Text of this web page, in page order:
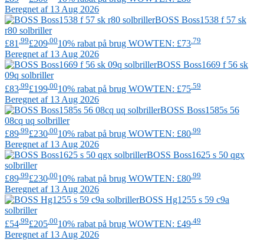
Beregnet af 13 Aug 2026
BOSS Boss1538 f 57 sk
r80 solbriller
£81 .99£209 .0010% rabat på brug WOWTEN: £73 .79
Beregnet af 13 Aug 2026
BOSS Boss1669 f 56 sk
09q solbriller
£83 .99£199 .0010% rabat på brug WOWTEN: £75 .59
Beregnet af 13 Aug 2026
BOSS Boss1585s 56
08cq uq solbriller
£89 .99£230 .0010% rabat på brug WOWTEN: £80 .99
Beregnet af 13 Aug 2026
BOSS Boss1625 s 50 qgx
solbriller
£89 .99£230 .0010% rabat på brug WOWTEN: £80 .99
Beregnet af 13 Aug 2026
BOSS Hg1255 s 59 c9a
solbriller
£54 .99£205 .0010% rabat på brug WOWTEN: £49 .49
Beregnet af 13 Aug 2026